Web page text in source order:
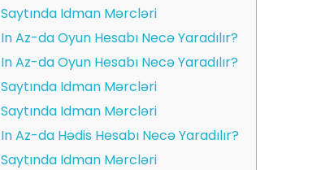
Saytında Idman Mərcləri
In Az-da Oyun Hesabı Necə Yaradılır?
In Az-da Oyun Hesabı Necə Yaradılır?
Saytında Idman Mərcləri
Saytında Idman Mərcləri
In Az-da Hədis Hesabı Necə Yaradılır?
Saytında Idman Mərcləri